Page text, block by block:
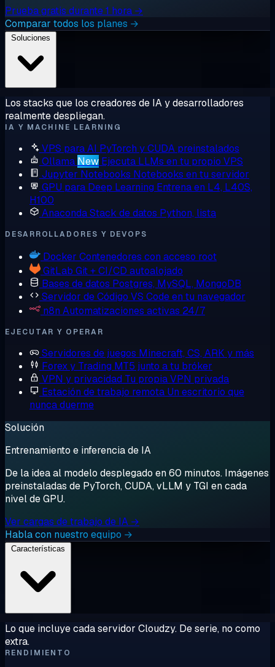
Prueba gratis durante 1 hora →
Comparar todos los planes →
Los stacks que los creadores de IA y desarrolladores
realmente despliegan.
IA Y MACHINE LEARNING
VPS para AI PyTorch y CUDA preinstalados
Ollama New Ejecuta LLMs en tu propio VPS
Jupyter Notebooks Notebooks en tu servidor
GPU para Deep Learning Entrena en L4, L40S,
H100
AnacondaStack de datos Python, lista
DESARROLLADORES Y DEVOPS
Docker Contenedores con acceso root
GitLab Git + CI/CD autoalojado
Bases de datos Postgres, MySQL, MongoDB
Servidor de Código VS Code en tu navegador
n8n Automatizaciones activas 24/7
EJECUTAR Y OPERAR
Servidores de juegos Minecraft, CS, ARK y más
Forex y Trading MT5 junto a tu bróker
VPN y privacidad Tu propia VPN privada
Estación de trabajo remota Un escritorio que
nunca duerme
Solución
Entrenamiento e inferencia de IA
De la idea al modelo desplegado en 60 minutos. Imágenes
preinstaladas de PyTorch, CUDA, vLLM y TGI en cada
nivel de GPU.
Ver cargas de trabajo de IA →
Habla con nuestro equipo →
Lo que incluye cada servidor Cloudzy. De serie, no como
extra.
RENDIMIENTO